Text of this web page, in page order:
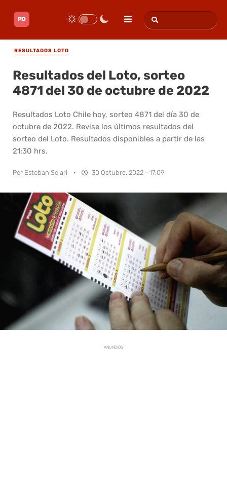
RESULTADOS LOTO
Resultados del Loto, sorteo
4871 del 30 de octubre de 2022
Resultados Loto Chile hoy, sorteo 4871 del día 30 de
octubre de 2022. Revise los últimos resultados del
sorteo del Loto. Resultados disponibles a partir de las
21:30 hrs.
Por Esteban Solari · 30 Octubre, 2022 - 17:09
ANUNCIOS